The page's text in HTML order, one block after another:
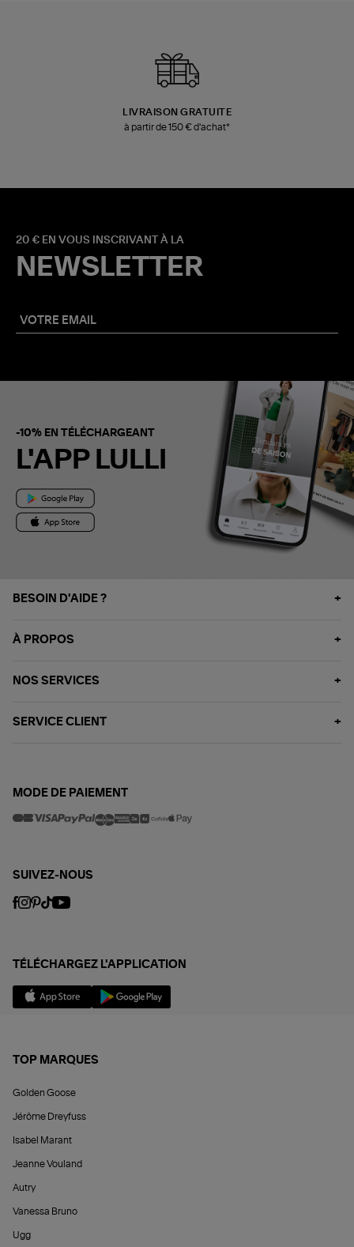
LIVRAISON GRATUITE
à partir de 150 € d'achat*
20 € EN VOUS INSCRIVANT À LA
NEWSLETTER
-10% EN TÉLÉCHARGEANT
L'APP LULLI
BESOIN D'AIDE ?
À PROPOS
NOS SERVICES
SERVICE CLIENT
MODE DE PAIEMENT
SUIVEZ-NOUS
TÉLÉCHARGEZ L'APPLICATION
TOP MARQUES
Golden Goose
Jérôme Dreyfuss
Isabel Marant
Jeanne Vouland
Autry
Vanessa Bruno
Ugg